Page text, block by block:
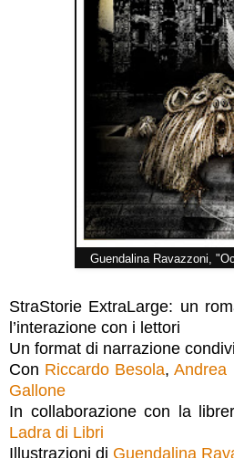
Guendalina Ravazzoni,
StraStorie ExtraLarge: un
l’interazione con i lettori
Un format di narrazione
Con Riccardo Besola,Andrea
Gallone
In collaborazione con la
Ladra di Libri
Illustrazioni di Guendalina